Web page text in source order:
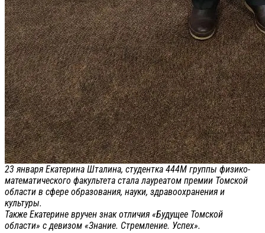
23 января Екатерина Шталина, студентка 444М группы физико-
математического факультета стала лауреатом премии Томской
области в сфере образования, науки, здравоохранения и
культуры.
Также Екатерине вручен знак отличия «Будущее Томской
области» с девизом «Знание. Стремление. Успех».